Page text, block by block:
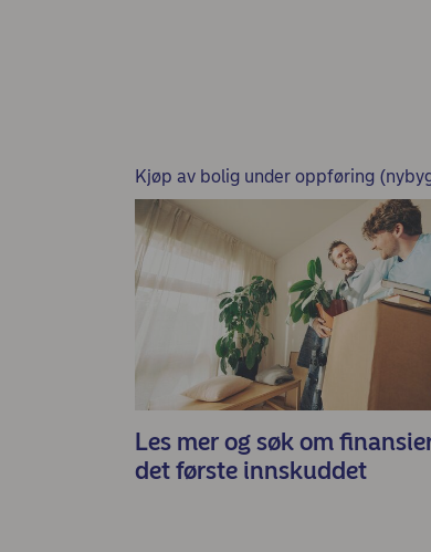
Kjøp av bolig under oppføring
Les mer og søk om
det første innskuddet